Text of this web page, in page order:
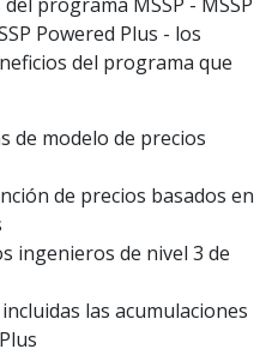
Powered Plus - los
del programa que
de modelo de precios
de precios basados en
ingenieros de nivel 3 de
las acumulaciones